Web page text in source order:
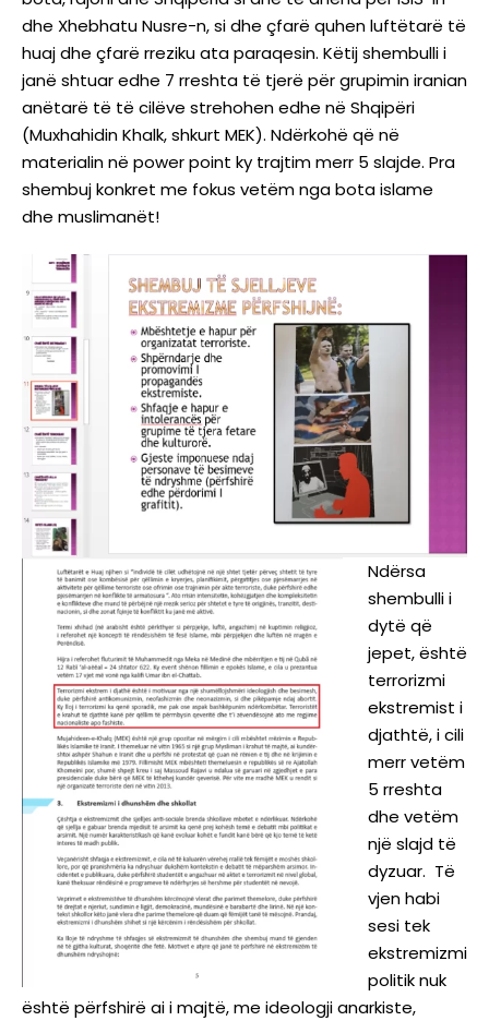
dhe Xhebhatu Nusre-n, si dhe çfarë quhen luftëtarë të
huaj dhe çfarë rreziku ata paraqesin. Këtij shembulli i
janë shtuar edhe 7 rreshta të tjerë për grupimin iranian
anëtarë të të cilëve strehohen edhe në Shqipëri
(Muxhahidin Khalk, shkurt MEK). Ndërkohë që në
materialin në power point ky trajtim merr 5 slajde. Pra
shembuj konkret me fokus vetëm nga bota islame
dhe muslimanët!
Ndërsa
shembulli i
dytë që
jepet, është
terrorizmi
ekstremist i
djathtë, i cili
merr vetëm
5 rreshta
dhe vetëm
një slajd të
dyzuar. Të
vjen habi
sesi tek
ekstremizmi
politik nuk
është përfshirë ai i majtë, me ideologji anarkiste,